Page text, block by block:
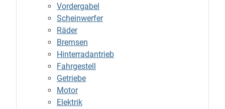
Vordergabel
Scheinwerfer
Räder
Bremsen
Hinterradantrieb
Fahrgestell
Getriebe
Motor
Elektrik